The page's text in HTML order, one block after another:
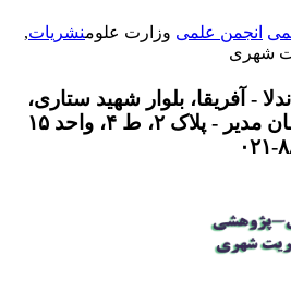
انجمن علمیوزارت علومنشریات,
شهری
- آفریقا، بلوار شهید ستاری،
۲، ط ۴، واحد ۱۵